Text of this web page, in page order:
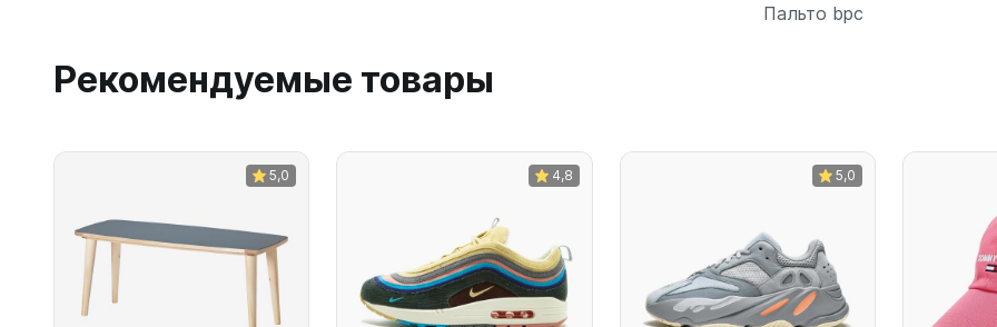
Пальто bpc
Рекомендуемые товары
5,0 4,8 5,0